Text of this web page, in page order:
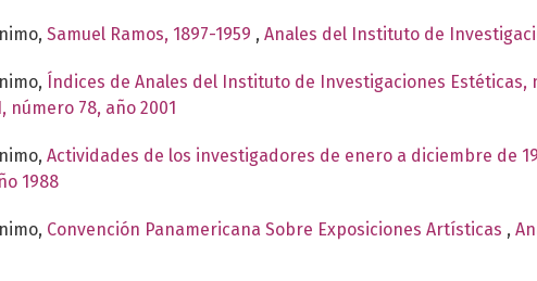
Samuel Ramos, 1897-1959 , Anales del Instituto de
Índices de Anales del Instituto de Investigaciones Estéticas,
número 78, año 2001
Actividades de los investigadores de enero a diciembre de
1988
Convención Panamericana Sobre Exposiciones Artísticas ,